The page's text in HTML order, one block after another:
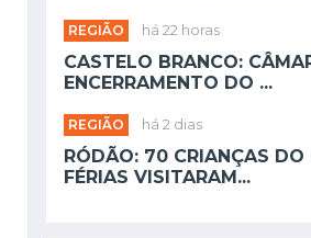
REGIÃO há 22 horas
CASTELO BRANCO:
ENCERRAMENTO DO ...
REGIÃO há 2 dias
RÓDÃO: 70 CRIANÇAS DO
FÉRIAS VISITARAM...